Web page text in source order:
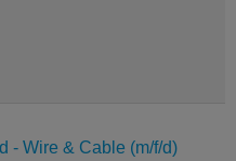
- Wire & Cable (m/f/d)